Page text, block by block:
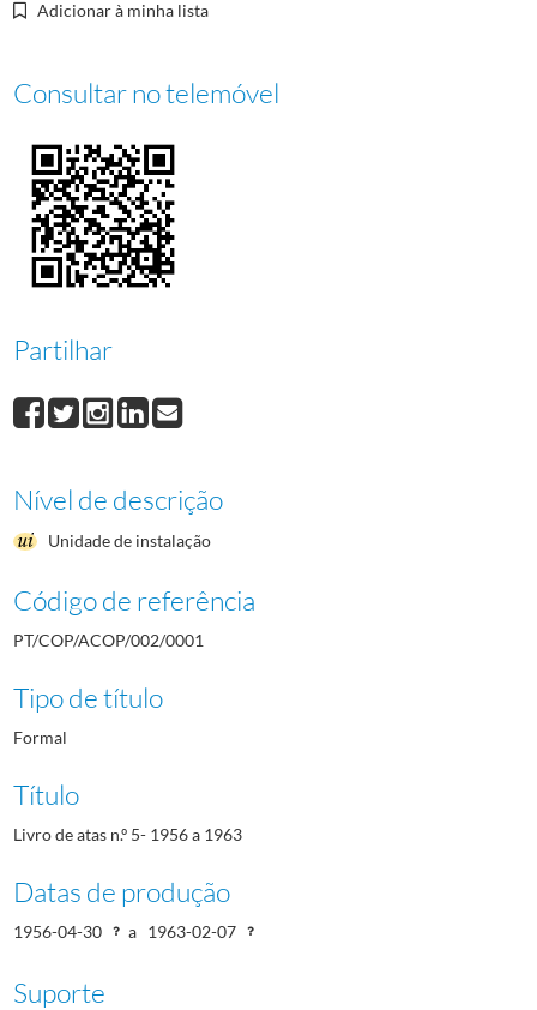
Adicionar à minha lista
Consultar no telemóvel
Partilhar
Nível de descrição
Unidade de instalação
Código de referência
PT/COP/ACOP/002/0001
Tipo de título
Formal
Título
Livro de atas n.º 5- 1956 a 1963
Datas de produção
1956-04-30 a 1963-02-07
Suporte